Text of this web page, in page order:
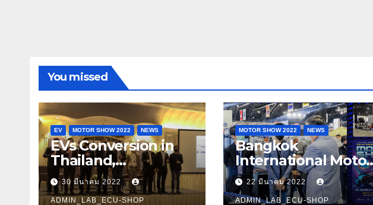
You missed
EV MOTOR SHOW 2022 NEWS
EVs Conversion in
Thailand,
Technology, and
Opportunities 2022
30 มีนาคม 2022
ADMIN_LAB_ECU-SHOP
MOTOR SHOW 2022 NEWS
Bangkok
International Motor
Show 2022
22 มีนาคม 2022
ADMIN_LAB_ECU-SHOP